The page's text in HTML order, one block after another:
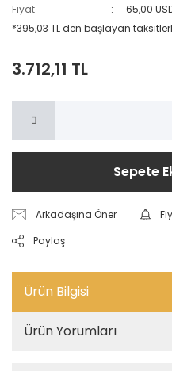
Fiyat
65,00
*395,03 TL den başlayan
3.712,11 TL
Sepete
Arkadaşına Öner
Paylaş
Ürün Bilgisi
Ürün Yorumları